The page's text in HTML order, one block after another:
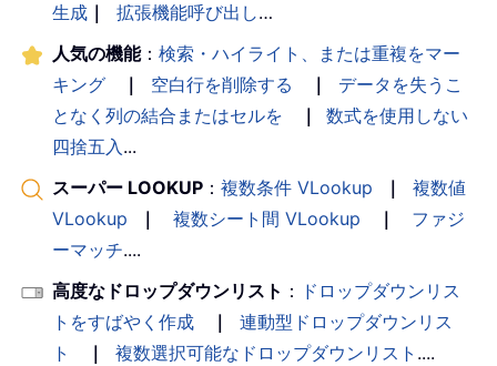
生成 ｜ 拡張機能呼び出し…
人気の機能： 検索・ハイライト、または重複をマー
キング
｜ 空白行を削除する ｜
データを失うこ
となく列の結合またはセルを
｜
数式を使用しない
四捨五入...
スーパー LOOKUP ： 複数条件 VLookup ｜
複数値
VLookup
｜ 複数シート間 VLookup ｜
ファジ
ーマッチ....
高度なドロップダウンリスト ： ドロップダウンリス
トをすばやく作成
｜
連動型ドロップダウンリス
ト
｜ 複数選択可能なドロップダウンリスト ....